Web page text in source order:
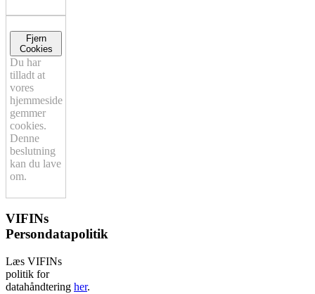
Fjern
Cookies
Du har
tilladt at
vores
hjemmeside
gemmer
cookies.
Denne
beslutning
kan du lave
om.
VIFINs
Persondatapolitik
Læs VIFINs
politik for
datahåndtering her.